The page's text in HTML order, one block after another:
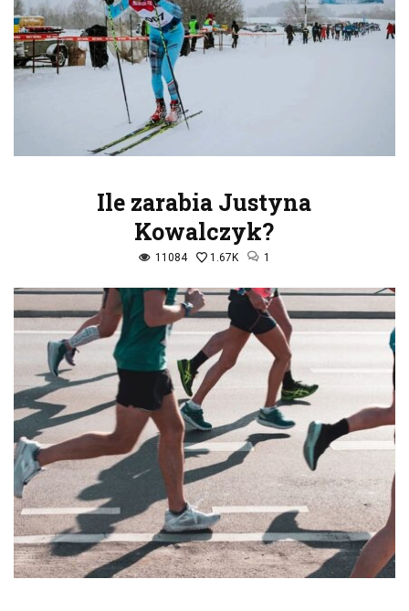
Ile zarabia Justyna
Kowalczyk?
11084 1.67K 1